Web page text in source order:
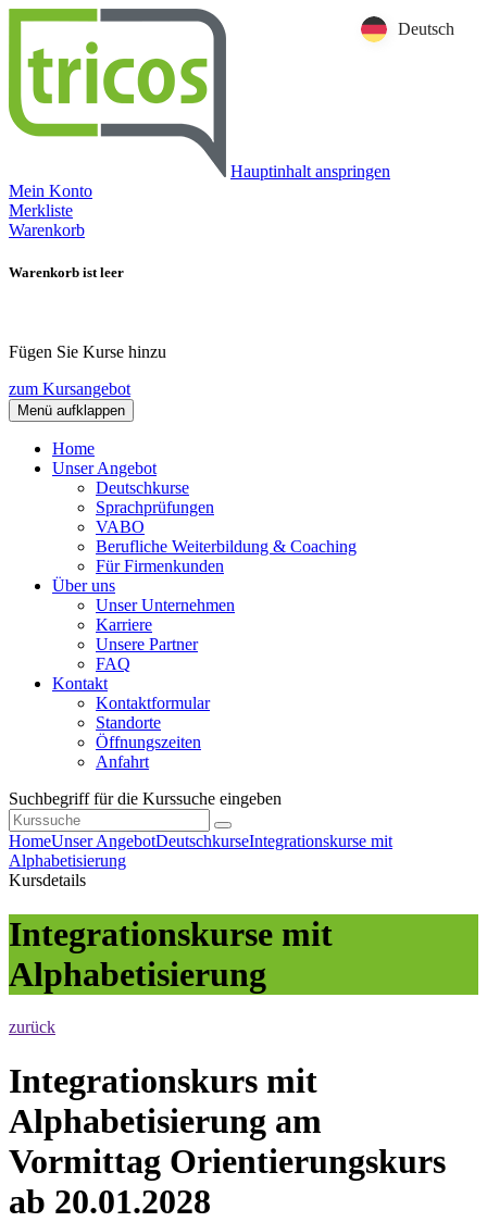
Hauptinhalt anspringen
Mein Konto
Merkliste
Warenkorb
Warenkorb ist leer
Fügen Sie Kurse hinzu
zum Kursangebot
Menü aufklappen
Home
Unser Angebot
Deutschkurse
Sprachprüfungen
VABO
Berufliche Weiterbildung & Coaching
Für Firmenkunden
Über uns
Unser Unternehmen
Karriere
Unsere Partner
FAQ
Kontakt
Kontaktformular
Standorte
Öffnungszeiten
Anfahrt
Suchbegriff für die Kurssuche eingeben
HomeUnser AngebotDeutschkurseIntegrationskurse mit
Alphabetisierung
Kursdetails
Integrationskurse mit
Alphabetisierung
zurück
Integrationskurs mit
Alphabetisierung am
Vormittag Orientierungskurs
ab 20.01.2028
Deutsch